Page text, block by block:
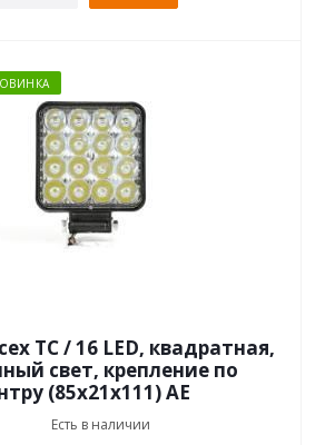
ТС / 16 LED, квадратная,
свет, крепление по
(85х21х111) AE
Есть в наличии